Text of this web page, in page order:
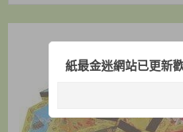
紙最金迷網站已更新